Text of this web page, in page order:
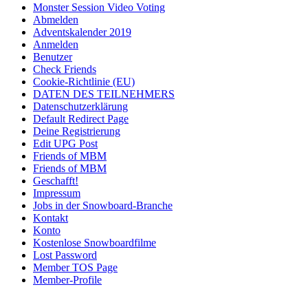
Monster Session Video Voting
Abmelden
Adventskalender 2019
Anmelden
Benutzer
Check Friends
Cookie-Richtlinie (EU)
DATEN DES TEILNEHMERS
Datenschutzerklärung
Default Redirect Page
Deine Registrierung
Edit UPG Post
Friends of MBM
Friends of MBM
Geschafft!
Impressum
Jobs in der Snowboard-Branche
Kontakt
Konto
Kostenlose Snowboardfilme
Lost Password
Member TOS Page
Member-Profile